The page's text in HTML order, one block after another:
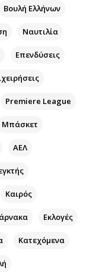
Βουλή Ελλήνων
Ναυτιλία
Επενδύσεις
Premiere League
Μπάσκετ
ΑΕΛ
Καιρός
Εκλογές
Κατεχόμενα